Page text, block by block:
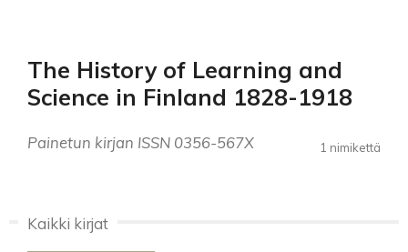
The History of Learning and
Science in Finland 1828-1918
1 nimikettä
Painetun kirjan ISSN 0356-567X
Kaikki kirjat